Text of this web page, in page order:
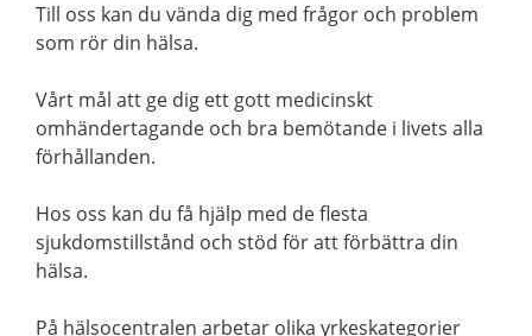
Till oss kan du vända dig med frågor och problem
som rör din hälsa.
Vårt mål att ge dig ett gott medicinskt
omhändertagande och bra bemötande i livets alla
förhållanden.
Hos oss kan du få hjälp med de flesta
sjukdomstillstånd och stöd för att förbättra din
hälsa.
På hälsocentralen arbetar olika yrkeskategorier